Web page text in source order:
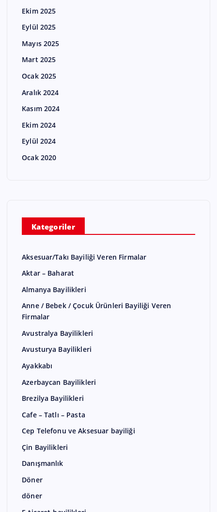
Ekim 2025
Eylül 2025
Mayıs 2025
Mart 2025
Ocak 2025
Aralık 2024
Kasım 2024
Ekim 2024
Eylül 2024
Ocak 2020
Kategoriler
Aksesuar/Takı Bayiliği Veren Firmalar
Aktar – Baharat
Almanya Bayilikleri
Anne / Bebek / Çocuk Ürünleri Bayiliği Veren
Firmalar
Avustralya Bayilikleri
Avusturya Bayilikleri
Ayakkabı
Azerbaycan Bayilikleri
Brezilya Bayilikleri
Cafe – Tatlı – Pasta
Cep Telefonu ve Aksesuar bayiliği
Çin Bayilikleri
Danışmanlık
Döner
döner